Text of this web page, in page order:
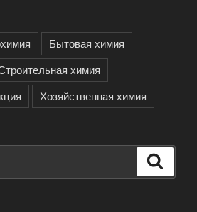
Бытовая химия
химия
Хозяйственная химия